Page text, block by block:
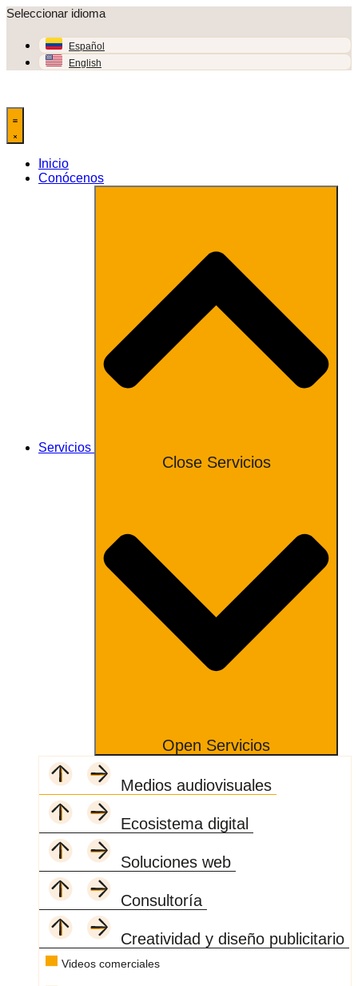
Saltar
contenido
Seleccionar idioma
Español
English
Inicio
Conócenos
Servicios
Close Servicios
Open Servicios
Medios audiovisuales
Ecosistema digital
Soluciones web
Consultoría
Creatividad y diseño publicitario
Videos comerciales